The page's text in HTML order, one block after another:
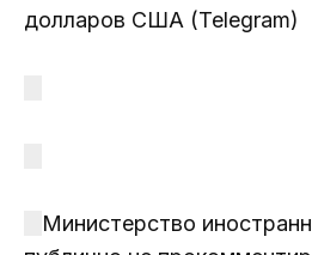
долларов США (Telegram)
Министерство